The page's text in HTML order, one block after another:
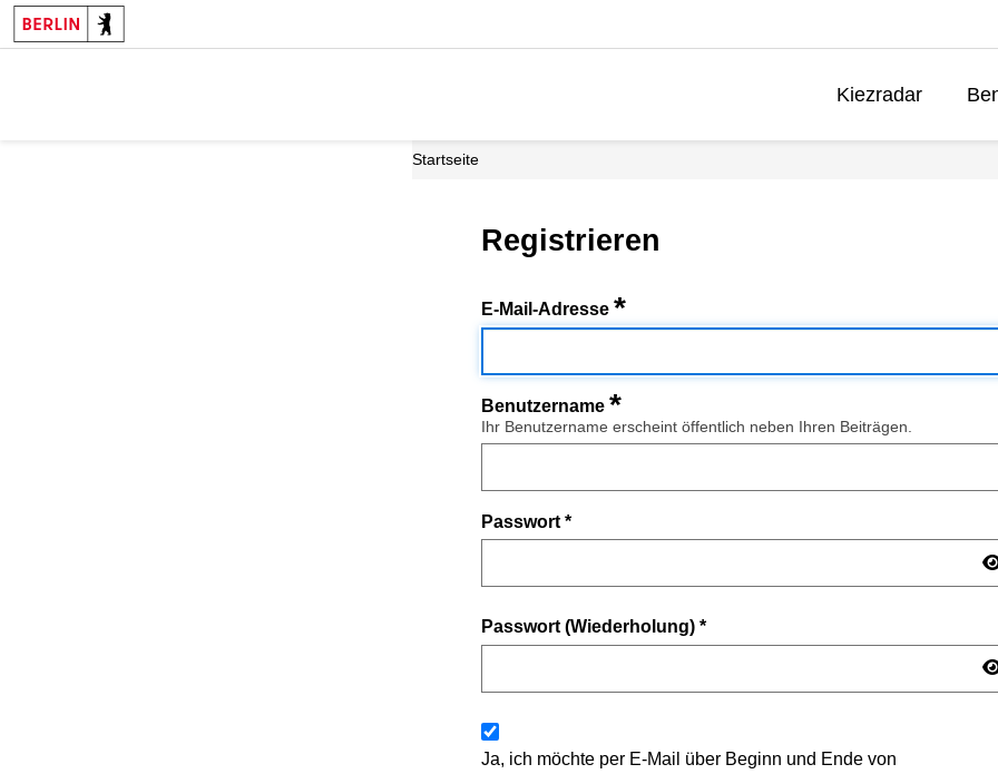
Kiezradar
Startseite
Registrieren
E-Mail-Adresse *
Benutzername *
Ihr Benutzername erscheint öffentlich neben Ihren Beiträgen.
Passwort *
Passwort (Wiederholung) *
Ja, ich möchte per E-Mail über Beginn und Ende von